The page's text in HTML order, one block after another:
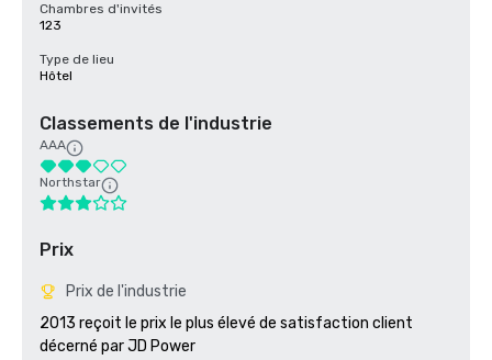
Chambres d'invités
123
Type de lieu
Hôtel
Classements de l'industrie
AAA
Northstar
Prix
Prix de l'industrie
2013 reçoit le prix le plus élevé de satisfaction client
décerné par JD Power